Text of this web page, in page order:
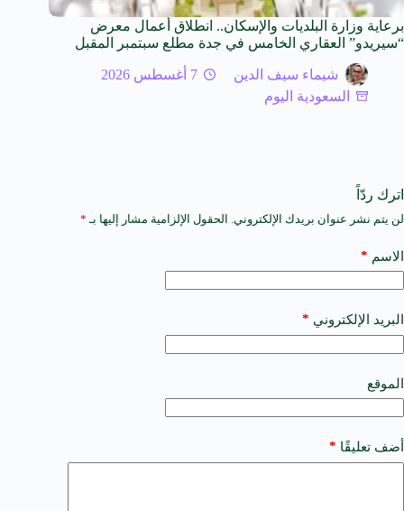
برعاية وزارة البلديات والإسكان.. انطلاق أعمال معرض
“سيريدو” العقاري الخامس في جدة مطلع سبتمبر المقبل
شيماء سيف الدين
7 أغسطس 2026
السعودية اليوم
اترك ردّاً
لن يتم نشر عنوان بريدك الإلكتروني. الحقول الإلزامية مشار إليها بـ *
الاسم *
البريد الإلكتروني *
الموقع
أضف تعليقًا *
A
t
e
a
t
i
e
: